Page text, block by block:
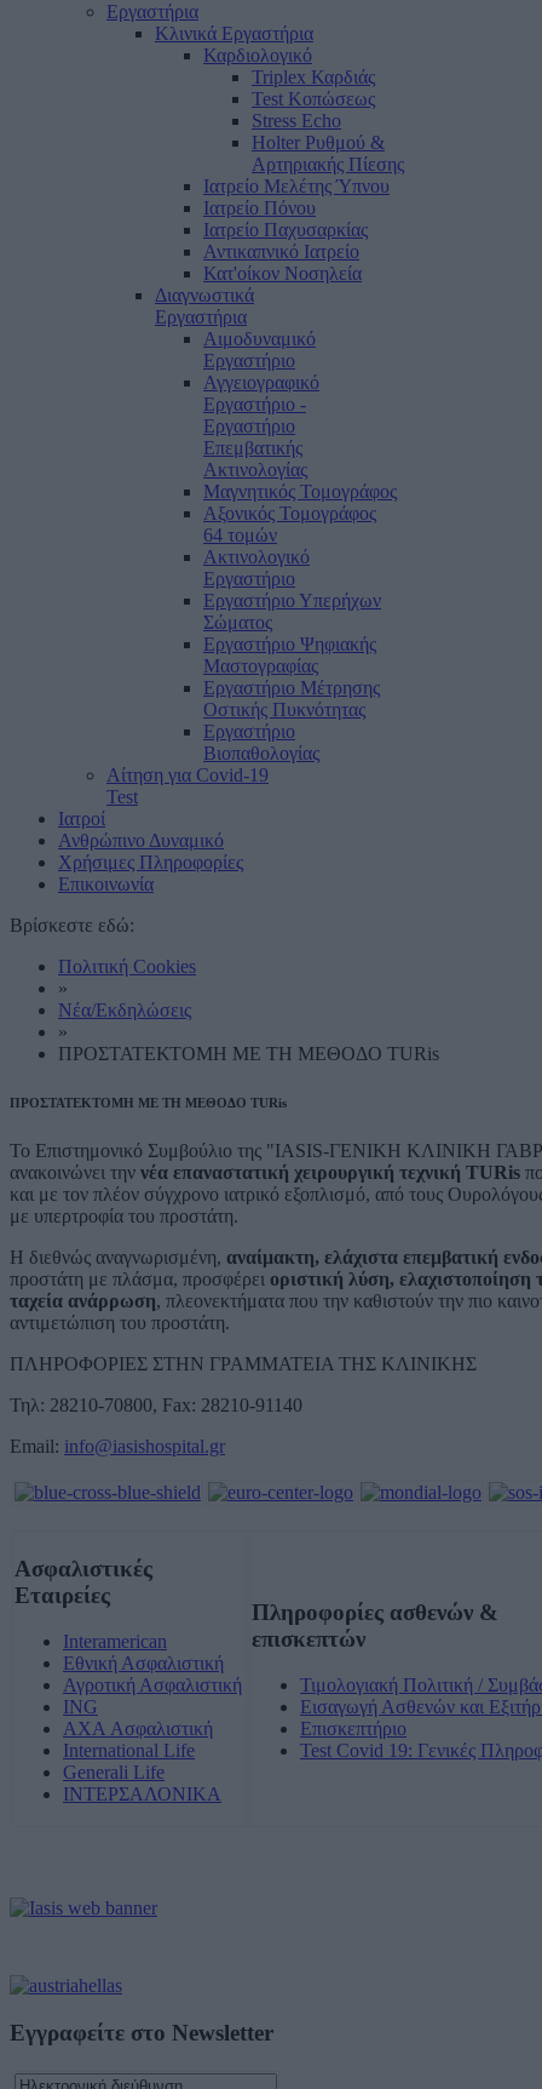
Εργαστήρια
Κλινικά Εργαστήρια
Καρδιολογικό
Triplex Καρδιάς
Test Κοπώσεως
Stress Echo
Holter Ρυθμού &
Αρτηριακής Πίεσης
Ιατρείο Μελέτης Ύπνου
Ιατρείο Πόνου
Ιατρείο Παχυσαρκίας
Αντικαπνικό Ιατρείο
Κατ'οίκον Νοσηλεία
Διαγνωστικά
Εργαστήρια
Αιμοδυναμικό
Εργαστήριο
Αγγειογραφικό
Εργαστήριο -
Εργαστήριο
Επεμβατικής
Ακτινολογίας
Μαγνητικός Τομογράφος
Αξονικός Τομογράφος
64 τομών
Ακτινολογικό
Εργαστήριο
Εργαστήριο Υπερήχων
Σώματος
Εργαστήριο Ψηφιακής
Μαστογραφίας
Εργαστήριο Μέτρησης
Οστικής Πυκνότητας
Εργαστήριο
Βιοπαθολογίας
Αίτηση για Covid-19
Test
Ιατροί
Ανθρώπινο Δυναμικό
Χρήσιμες Πληροφορίες
Επικοινωνία
Βρίσκεστε εδώ:
Πολιτική Cookies
»
Νέα/Εκδηλώσεις
»
ΠΡΟΣΤΑΤΕΚΤΟΜΗ ΜΕ ΤΗ ΜΕΘΟΔΟ TURis
ΠΡΟΣΤΑΤΕΚΤΟΜΗ ΜΕ ΤΗ ΜΕΘΟΔΟ TURis
Το Επιστημονικό Συμβούλιο της "IASIS-ΓΕΝΙΚΗ ΚΛΙΝΙΚΗ
ανακοινώνει την νέα επαναστατική χειρουργική τεχνική TURis
και με τον πλέον σύγχρονο ιατρικό εξοπλισμό, από τους
με υπερτροφία του προστάτη.
Η διεθνώς αναγνωρισμένη, αναίμακτη, ελάχιστα επεμβατική
προστάτη με πλάσμα, προσφέρει οριστική λύση,
ταχεία ανάρρωση, πλεονεκτήματα που την καθιστούν την πιο
αντιμετώπιση του προστάτη.
ΠΛΗΡΟΦΟΡΙΕΣ ΣΤΗΝ ΓΡΑΜΜΑΤΕΙΑ ΤΗΣ ΚΛΙΝΙΚΗΣ
Τηλ: 28210-70800, Fax: 28210-91140
Email: info@iasishospital.gr
Ασφαλιστικές
Εταιρείες
Interamerican
Εθνική Ασφαλιστική
Αγροτική Ασφαλιστική
ING
AXA Ασφαλιστική
International Life
Generali Life
ΙΝΤΕΡΣΑΛΟΝΙΚΑ
Πληροφορίες ασθενών &
επισκεπτών
Τιμολογιακή Πολιτική /
Εισαγωγή Ασθενών και
Επισκεπτήριο
Test Covid 19: Γενικές
Εγγραφείτε στο Newsletter